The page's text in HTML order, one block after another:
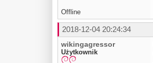
Offline
2018-12-04 20:24:34
wikingagressor
Użytkownik